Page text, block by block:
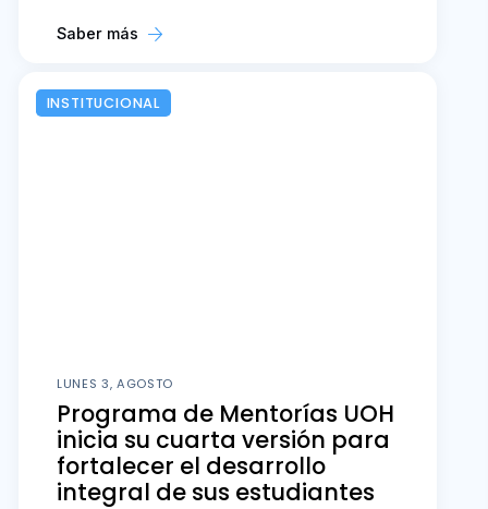
Saber más
INSTITUCIONAL
LUNES 3, AGOSTO
Programa de Mentorías UOH
inicia su cuarta versión para
fortalecer el desarrollo
integral de sus estudiantes